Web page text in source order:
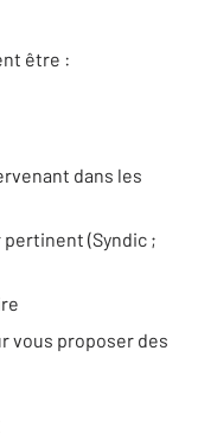
être :
dans les
(Syndic ;
vous proposer des